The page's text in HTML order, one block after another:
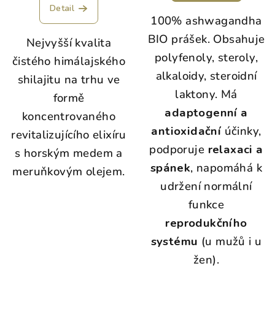
Detail
Nejvyšší kvalita
čistého himálajského
shilajitu na trhu ve
formě
koncentrovaného
revitalizujícího elixíru
s horským medem a
meruňkovým olejem.
100% ashwagandha
BIO prášek. Obsahuje
polyfenoly, steroly,
alkaloidy, steroidní
laktony. Má
adaptogenní a
antioxidační účinky,
podporuje relaxaci a
spánek, napomáhá k
udržení normální
funkce
reprodukčního
systému (u mužů i u
žen).